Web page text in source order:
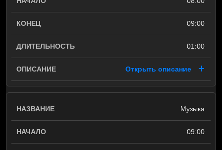
09:00
01:00
Открыть описание
Музыка
09:00